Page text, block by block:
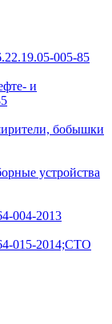
005-85
и
бобышки
устройства
004-2013
015-2014;СТО